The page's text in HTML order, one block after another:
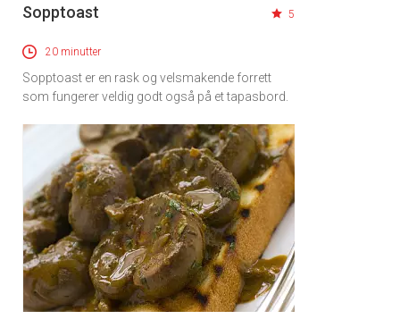
Sopptoast 5
20 minutter
Sopptoast er en rask og velsmakende forrett
som fungerer veldig godt også på et tapasbord.